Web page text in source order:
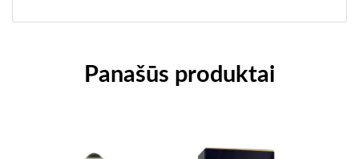
Panašūs produktai